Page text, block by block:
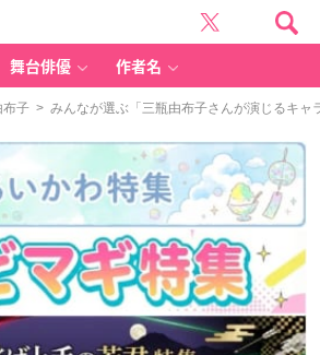
舞台俳優 作者名
布子 > みんなが選ぶ「三瓶由布子さんが演じるキ